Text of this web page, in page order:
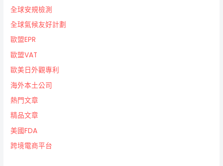
全球安規檢測
全球氣候友好計劃
歐盟EPR
歐盟VAT
歐美日外觀專利
海外本土公司
熱門文章
精品文章
美國FDA
跨境電商平台